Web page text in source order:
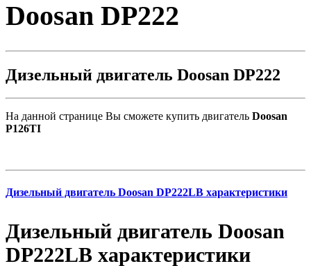
Doosan DP222
Дизельный двигатель Doosan DP222
На данной странице Вы сможете купить двигатель Doosan
P126TI
Дизельный двигатель Doosan DP222LB характеристики
Дизельный двигатель Doosan
DP222LB характеристики